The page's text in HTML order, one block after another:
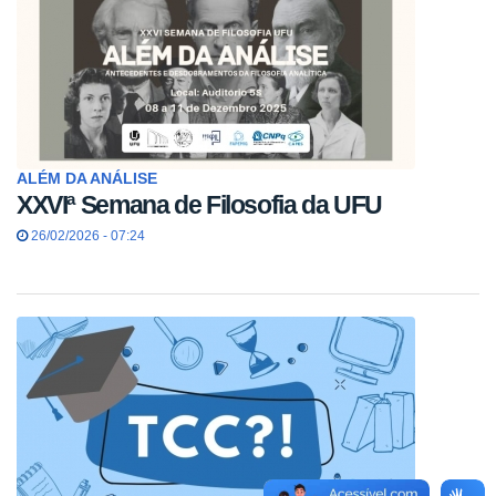
ALÉM DA ANÁLISE
XXVIª Semana de Filosofia da UFU
26/02/2026 - 07:24